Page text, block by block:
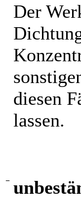
Der
diesen
lassen.
−